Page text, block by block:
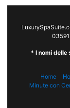
* I nomi
Home
Minute con